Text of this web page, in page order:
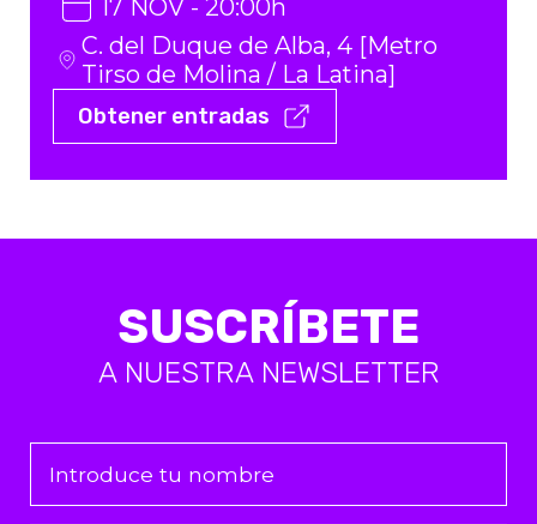
17 NOV - 20:00h
C. del Duque de Alba, 4 [Metro
Tirso de Molina / La Latina]
Obtener entradas
SUSCRÍBETE
A NUESTRA NEWSLETTER